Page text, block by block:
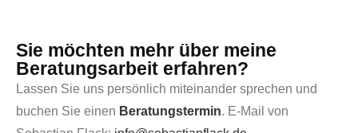
Sie möchten mehr über meine
Beratungsarbeit erfahren?
Lassen Sie uns persönlich miteinander sprechen und
buchen Sie einen Beratungstermin. E-Mail von